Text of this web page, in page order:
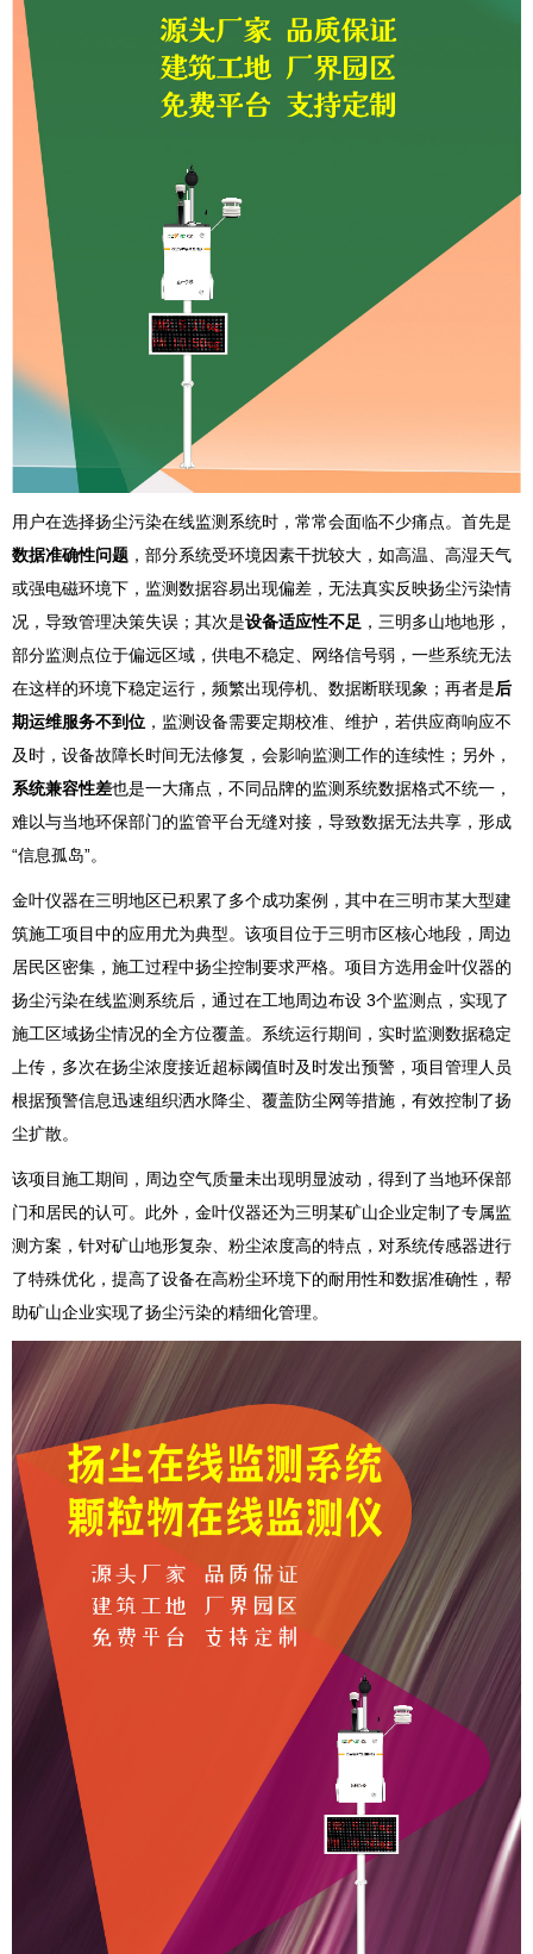
用户在选择扬尘污染在线监测系统时，常常会面临不少痛点。首先是
数据准确性问题 ，部分系统受环境因素干扰较大，如高温、高湿天气
或强电磁环境下，监测数据容易出现偏差，无法真实反映扬尘污染情
况，导致管理决策失误；其次是设备适应性不足 ，三明多山地地形，
部分监测点位于偏远区域，供电不稳定、网络信号弱，一些系统无法
在这样的环境下稳定运行，频繁出现停机、数据断联现象；再者是后
期运维服务不到位 ，监测设备需要定期校准、维护，若供应商响应不
及时，设备故障长时间无法修复，会影响监测工作的连续性；另外，
系统兼容性差也是一大痛点，不同品牌的监测系统数据格式不统一，
难以与当地环保部门的监管平台无缝对接，导致数据无法共享，形成
“信息孤岛”。
金叶仪器在三明地区已积累了多个成功案例，其中在三明市某大型建
筑施工项目中的应用尤为典型。该项目位于三明市区核心地段，周边
居民区密集，施工过程中扬尘控制要求严格。项目方选用金叶仪器的
扬尘污染在线监测系统后，通过在工地周边布设 3个监测点，实现了
施工区域扬尘情况的全方位覆盖。系统运行期间，实时监测数据稳定
上传，多次在扬尘浓度接近超标阈值时及时发出预警，项目管理人员
根据预警信息迅速组织洒水降尘、覆盖防尘网等措施，有效控制了扬
尘扩散。
该项目施工期间，周边空气质量未出现明显波动，得到了当地环保部
门和居民的认可。此外，金叶仪器还为三明某矿山企业定制了专属监
测方案，针对矿山地形复杂、粉尘浓度高的特点，对系统传感器进行
了特殊优化，提高了设备在高粉尘环境下的耐用性和数据准确性，帮
助矿山企业实现了扬尘污染的精细化管理。